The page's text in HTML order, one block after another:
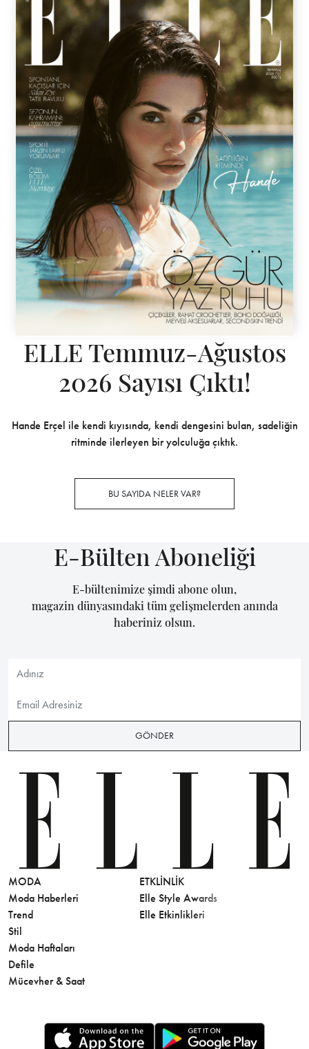
ELLE Temmuz-Ağustos
2026 Sayısı Çıktı!
Hande Erçel ile kendi kıyısında, kendi dengesini bulan, sadeliğin
ritminde ilerleyen bir yolculuğa çıktık.
BU SAYIDA NELER VAR?
E-Bülten Aboneliği
E-bültenimize şimdi abone olun,
magazin dünyasındaki tüm gelişmelerden anında
haberiniz olsun.
GÖNDER
MODA
Moda Haberleri
Trend
Stil
Moda Haftaları
Defile
Mücevher & Saat
ETKLINLIK
Elle Style Awards
Elle Etkinlikleri